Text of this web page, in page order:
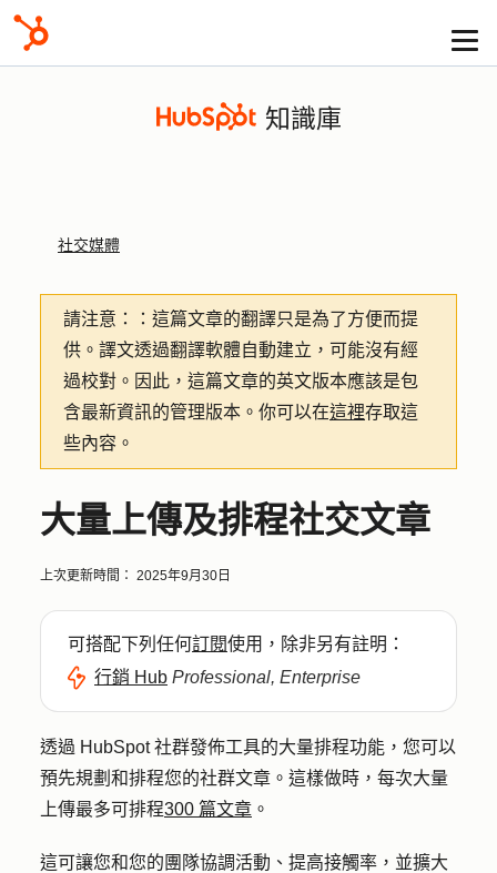
知識庫
社交媒體
請注意：
：這篇文章的翻譯只是為了方便而提
供。譯文透過翻譯軟體自動建立，可能沒有經
過校對。因此，這篇文章的英文版本應該是包
含最新資訊的管理版本。你可以在這裡存取這
些內容。
大量上傳及排程社交文章
上次更新時間： 2025年9月30日
可搭配下列任何訂閱使用，除非另有註明：
行銷 Hub Professional, Enterprise
透過 HubSpot 社群發佈工具的大量排程功能，您可以
預先規劃和排程您的社群文章。這樣做時，每次大量
上傳最多可排程300 篇文章 。
這可讓您和您的團隊協調活動、提高接觸率，並擴大